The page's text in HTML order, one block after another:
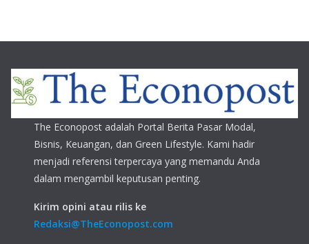
The Econopost adalah Portal Berita Pasar Modal,
Bisnis, Keuangan, dan Green Lifestyle. Kami hadir
menjadi referensi terpercaya yang memandu Anda
dalam mengambil keputusan penting.
Kirim opini atau rilis ke
Redaksi@TheEconopost.com